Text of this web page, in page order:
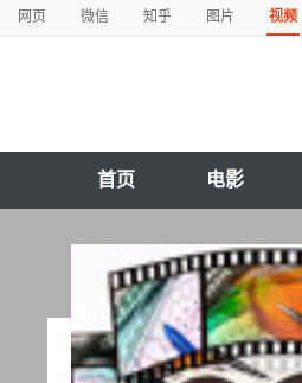
网页 微信 知乎 图片 视频
首页 电影